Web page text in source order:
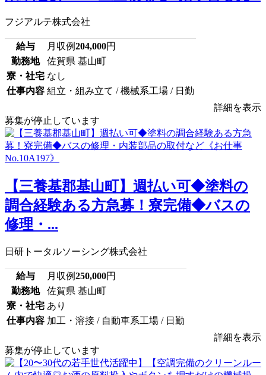
フジアルテ株式会社
給与 月収例204,000円
勤務地
佐賀県 基山町
寮・社宅 なし
仕事内容 組立・組み立て / 機械系工場 / 日勤
詳細を表示
募集が停止しています
【三養基郡基山町】週払い可◆塗料の
調合経験ある方急募！寮完備◆バスの
修理・...
日研トータルソーシング株式会社
給与 月収例250,000円
勤務地
佐賀県 基山町
寮・社宅 あり
仕事内容 加工・溶接 / 自動車系工場 / 日勤
詳細を表示
募集が停止しています